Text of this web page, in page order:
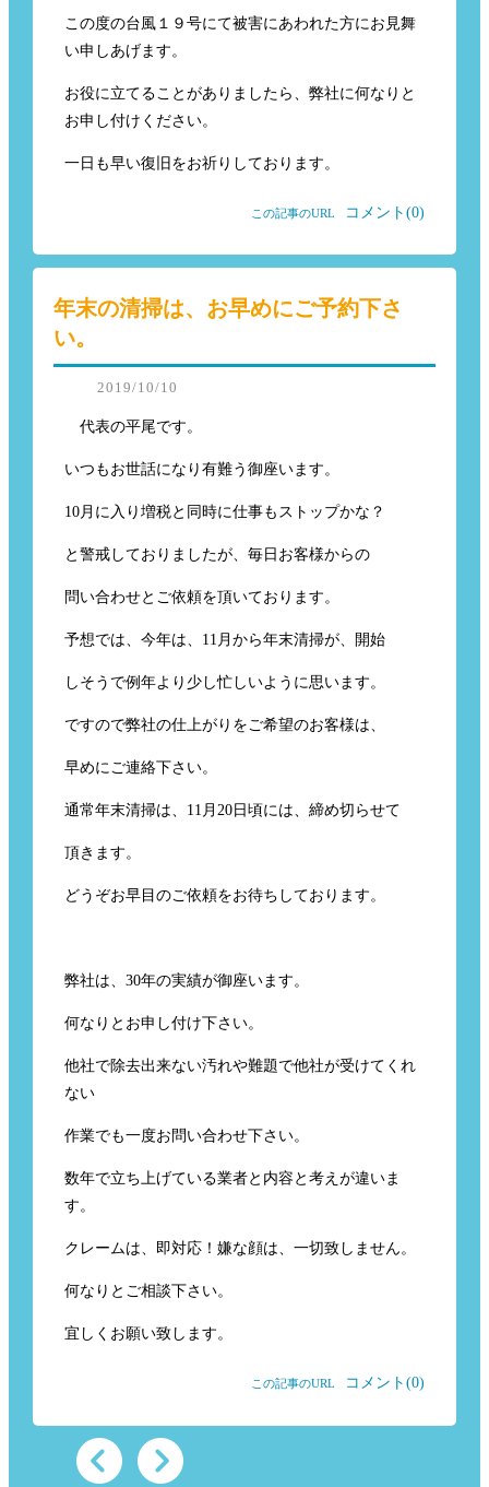
この度の台風１９号にて被害にあわれた方にお見舞
い申しあげます。
お役に立てることがありましたら、弊社に何なりと
お申し付けください。
一日も早い復旧をお祈りしております。
この記事のURL コメント(0)
年末の清掃は、お早めにご予約下さ
い。
2019/10/10
代表の平尾です。
いつもお世話になり有難う御座います。
10月に入り増税と同時に仕事もストップかな？
と警戒しておりましたが、毎日お客様からの
問い合わせとご依頼を頂いております。
予想では、今年は、11月から年末清掃が、開始
しそうで例年より少し忙しいように思います。
ですので弊社の仕上がりをご希望のお客様は、
早めにご連絡下さい。
通常年末清掃は、11月20日頃には、締め切らせて
頂きます。
どうぞお早目のご依頼をお待ちしております。
弊社は、30年の実績が御座います。
何なりとお申し付け下さい。
他社で除去出来ない汚れや難題で他社が受けてくれ
ない
作業でも一度お問い合わせ下さい。
数年で立ち上げている業者と内容と考えが違いま
す。
クレームは、即対応！嫌な顔は、一切致しません。
何なりとご相談下さい。
宜しくお願い致します。
この記事のURL コメント(0)